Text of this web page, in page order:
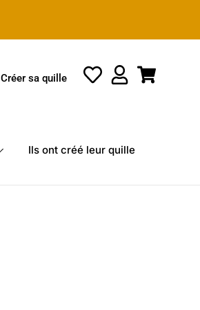
Créer sa quille
Ils ont créé leur quille